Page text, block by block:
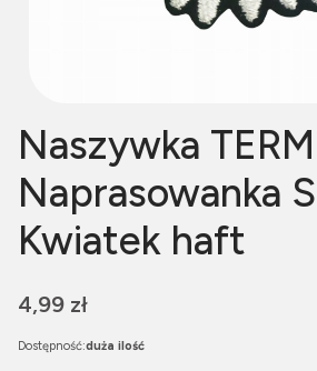
Naszywka
Naprasowanka
Kwiatek haft
Cena
4,99 zł
Dostępność:duża ilość